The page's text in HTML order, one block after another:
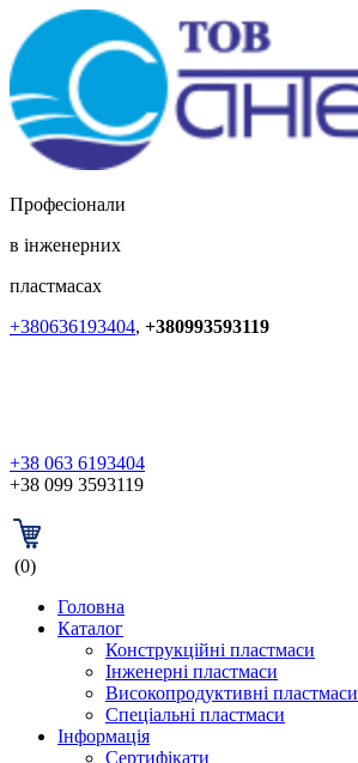
Професіонали
в інженерних
пластмасах
+380636193404, +380993593119
+38 063 6193404
+38 099 3593119
(0)
Головна
Каталог
Конструкційні пластмаси
Інженерні пластмаси
Високопродуктивні пластмаси
Спеціальні пластмаси
Інформація
Сертифікати